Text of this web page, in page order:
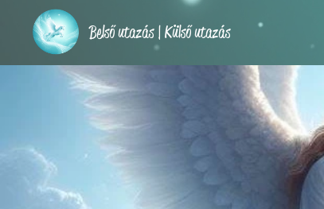
Belső utazás | Külső utazás